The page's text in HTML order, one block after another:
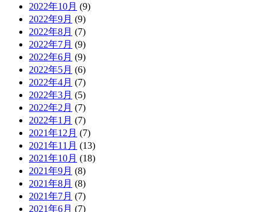
2022年10月 (9)
2022年9月 (9)
2022年8月 (7)
2022年7月 (9)
2022年6月 (9)
2022年5月 (6)
2022年4月 (7)
2022年3月 (5)
2022年2月 (7)
2022年1月 (7)
2021年12月 (7)
2021年11月 (13)
2021年10月 (18)
2021年9月 (8)
2021年8月 (8)
2021年7月 (7)
2021年6月 (7)